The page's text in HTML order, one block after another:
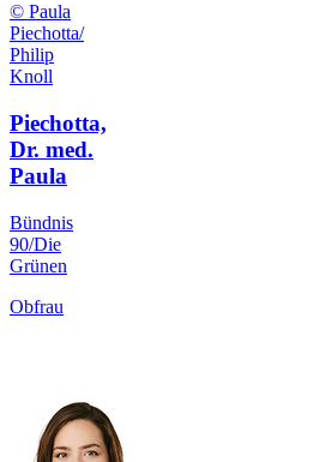
© Paula
Piechotta/
Philip
Knoll
Piechotta,
Dr. med.
Paula
Bündnis
90/Die
Grünen
Obfrau